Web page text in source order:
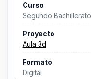
Curso
Segundo Bachillerato
Proyecto
Aula 3d
Formato
Digital